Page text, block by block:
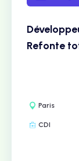
Refonte
Paris
CDI